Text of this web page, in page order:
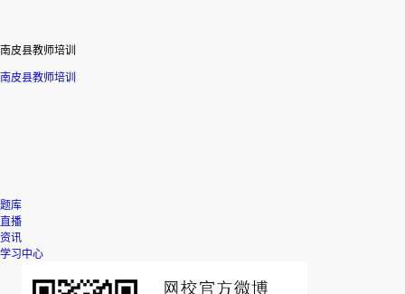
南皮县教师培训
南皮县教师培训
题库
直播
资讯
学习中心